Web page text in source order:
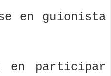
en guionista
en participar